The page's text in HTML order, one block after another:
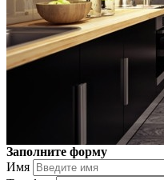
Заполните форму
Имя